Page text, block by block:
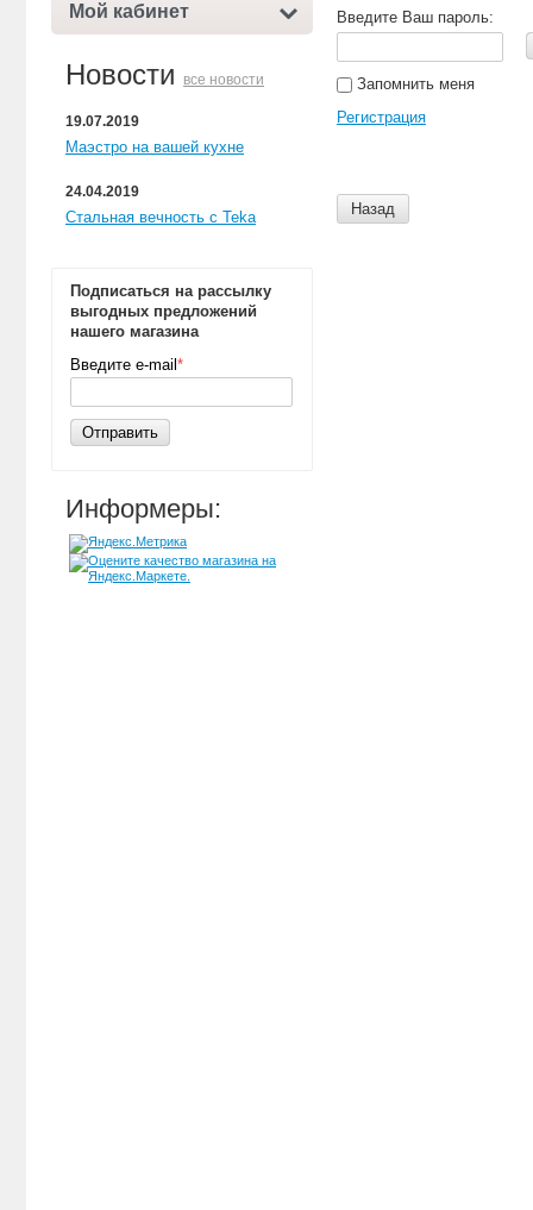
Мой кабинет
Новости все новости
19.07.2019
Маэстро на вашей кухне
24.04.2019
Стальная вечность с Teka
Подписаться на рассылку
выгодных предложений
нашего магазина
Введите e-mail *
Отправить
Информеры:
Введите Ваш пароль:
Запомнить меня
Регистрация
Назад